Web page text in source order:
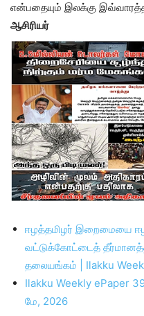
என்பதையும் இலக்கு இவ்வாரத்தில்
ஆசிரியர்
ஈழத்தமிழர் இறைமையை
வட்டுக்கோட்டைத்
தலையங்கம் | Ilakku
Ilakku Weekly ePaper
மே, 2026